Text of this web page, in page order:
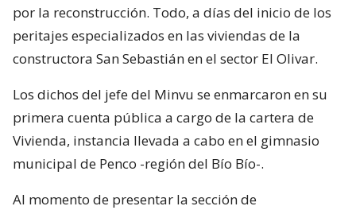
por la reconstrucción. Todo, a días del inicio de los
peritajes especializados en las viviendas de la
constructora San Sebastián en el sector El Olivar.
Los dichos del jefe del Minvu se enmarcaron en su
primera cuenta pública a cargo de la cartera de
Vivienda, instancia llevada a cabo en el gimnasio
municipal de Penco -región del Bío Bío-.
Al momento de presentar la sección de